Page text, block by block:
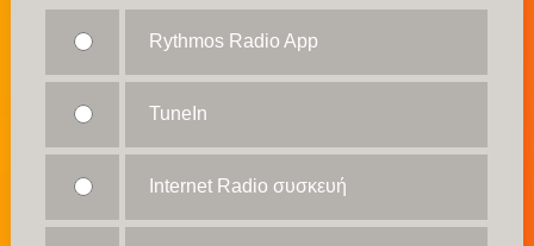
Rythmos Radio App
TuneIn
Internet Radio συσκευή